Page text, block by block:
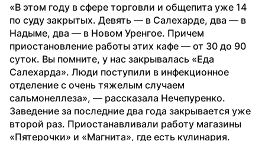
«В этом году в сфере торговли и общепита уже 14
по суду закрытых. Девять — в Салехарде, два — в
Надыме, два — в Новом Уренгое. Причем
приостановление работы этих кафе — от 30 до 90
суток. Вы помните, у нас закрывалась «Еда
Салехарда». Люди поступили в инфекционное
отделение с очень тяжелым случаем
сальмонеллеза», — рассказала Нечепуренко.
Заведение за последние два года закрывается уже
второй раз. Приостанавливали работу магазины
«Пятерочки» и «Магнита», где есть кулинария.